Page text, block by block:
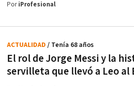
PoriProfesional
El rol de Jorge Messi y la
servilleta que llevó a Leo al
ACTUALIDAD / Tenía 68 años